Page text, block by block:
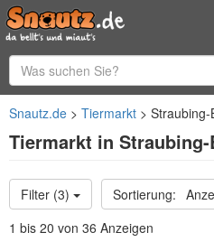
Snautz.de Tiermarkt Straubing-
Tiermarkt in Straubing-
Filter (3)
1 bis 20 von 36 Anzeigen